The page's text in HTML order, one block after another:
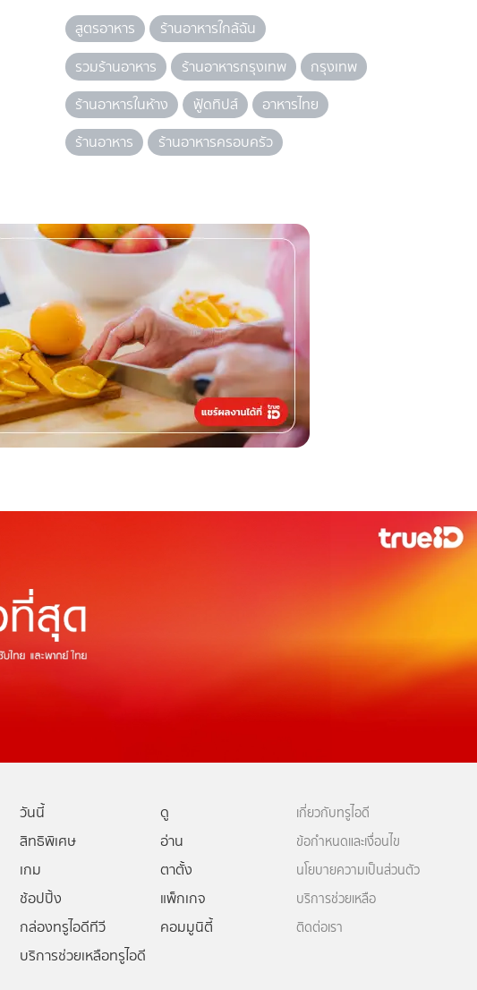
สูตรอาหาร
ร้านอาหารใกล้ฉัน
รวมร้านอาหาร
ร้านอาหารกรุงเทพ
กรุงเทพ
ร้านอาหารในห้าง
ฟู้ดทิปส์
อาหารไทย
ร้านอาหาร
ร้านอาหารครอบครัว
วันนี้
ดู
สิทธิพิเศษ
อ่าน
เกม
ตาตั้ง
ช้อปปิ้ง
แพ็กเกจ
กล่องทรูไอดีทีวี
คอมมูนิตี้
บริการช่วยเหลือทรูไอดี
เกี่ยวกับทรูไอดี
ข้อกำหนดและเงื่อนไข
นโยบายความเป็นส่วนตัว
บริการช่วยเหลือ
ติดต่อเรา